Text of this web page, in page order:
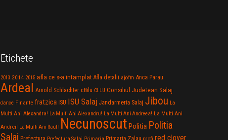
Etichete
2013 2014 2015 afla ce s-a intamplat Afla detalii ajofm Anca Parau
Ardeal Arnold Schlachter c8ilu CLUJ Consiliul Judetean Salaj
dance Finante fratzica ISU ISU Salaj Jandarmeria Salaj Jibou La
Multi Ani Alexandra! La Multi Ani Alexandru! La Multi Ani Andreea! La Multi Ani
Andrei! La Multi Ani Raul! Necunoscut Politia Politia
Salaj Prefectura Primaria Zalau profi red clover